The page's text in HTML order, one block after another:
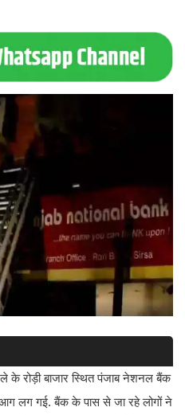
के रोड़ी बाजार स्थित पंजाब नेशनल बैंक
आग लग गई. बैंक के पास से जा रहे लोगों ने